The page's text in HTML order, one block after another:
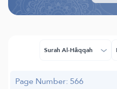
Surah Al-Hāqqah
Page Number: 566